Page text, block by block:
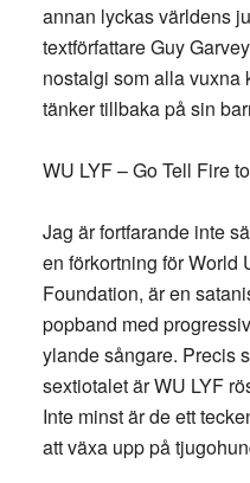
annan lyckas världens
textförfattare Guy
nostalgi som alla vuxna
tänker tillbaka på sin
WU LYF – Go Tell Fire
Jag är fortfarande inte
en förkortning för World
Foundation, är en
popband med
ylande sångare. Precis
sextiotalet är WU LYF
Inte minst är de ett
att växa upp på